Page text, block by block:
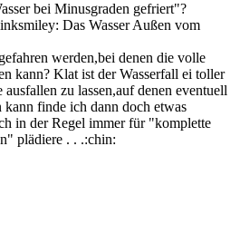
bei Minusgraden gefriert"?
Das Wasser Außen vom
werden,bei denen die volle
kann? Klat ist der Wasserfall ei toller
zu lassen,auf denen eventuell
finde ich dann doch etwas
in der Regel immer für "komplette
plädiere . . .:chin: